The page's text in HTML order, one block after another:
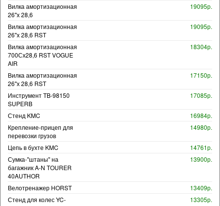
Вилка амортизационная
26"х 28,6
19095р.
Вилка амортизационная
26"х 28,6 RST
19095р.
Вилка амортизационная
700Сх28,6 RST VOGUE
AIR
18304р.
Вилка амортизационная
26"х 28,6 RST
17150р.
Инструмент TB-98150
SUPERB
17085р.
Стенд KMC
16984р.
Крепление-прицеп для
перевозки грузов
14980р.
Цепь в бухте KMC
14761р.
Сумка-"штаны" на
багажник A-N TOURER
40AUTHOR
13900р.
Велотренажер HORST
13409р.
Стенд для колес YC-
13305р.